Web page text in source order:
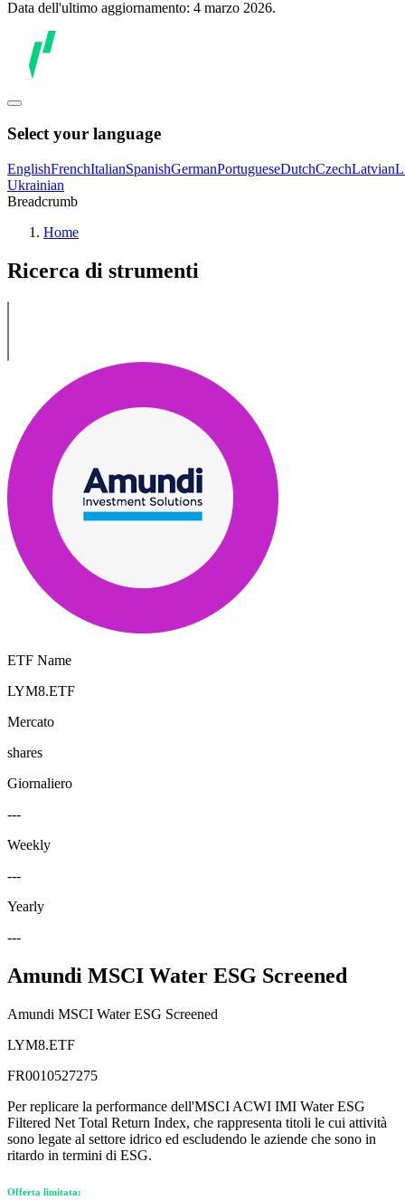
Data dell'ultimo aggiornamento: 4 marzo 2026.
Select your language
EnglishFrenchItalianSpanishGermanPortugueseDutchCzechLatvian
Ukrainian
Breadcrumb
Home
Ricerca di strumenti
ETF Name
LYM8.ETF
Mercato
shares
Giornaliero
---
Weekly
---
Yearly
---
Amundi MSCI Water ESG Screened
Amundi MSCI Water ESG Screened
LYM8.ETF
FR0010527275
Per replicare la performance dell'MSCI ACWI IMI Water ESG
Filtered Net Total Return Index, che rappresenta titoli le cui attività
sono legate al settore idrico ed escludendo le aziende che sono in
ritardo in termini di ESG.
Offerta limitata: